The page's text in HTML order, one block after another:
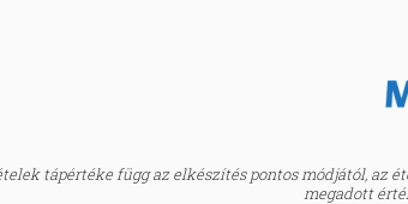
tápértéke függ az elkészítés pontos módjától, az
megadott